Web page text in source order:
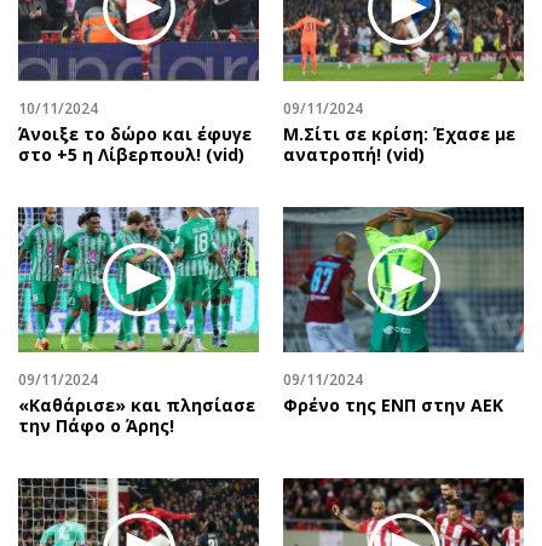
10/11/2024
Άνοιξε το δώρο και έφυγε
στο +5 η Λίβερπουλ! (vid)
09/11/2024
Μ.Σίτι σε κρίση: Έχασε με
ανατροπή! (vid)
09/11/2024
«Καθάρισε» και πλησίασε
την Πάφο ο Άρης!
09/11/2024
Φρένο της ΕΝΠ στην ΑΕΚ